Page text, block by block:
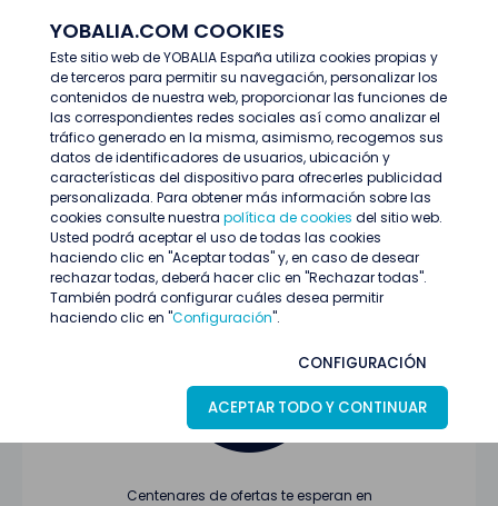
YOBALIA.COM COOKIES
Este sitio web de YOBALIA España utiliza cookies propias y
de terceros para permitir su navegación, personalizar los
contenidos de nuestra web, proporcionar las funciones de
las correspondientes redes sociales así como analizar el
tráfico generado en la misma, asimismo, recogemos sus
datos de identificadores de usuarios, ubicación y
características del dispositivo para ofrecerles publicidad
personalizada. Para obtener más información sobre las
cookies consulte nuestra política de cookies del sitio web.
Usted podrá aceptar el uso de todas las cookies
haciendo clic en "Aceptar todas" y, en caso de desear
rechazar todas, deberá hacer clic en "Rechazar todas".
También podrá configurar cuáles desea permitir
haciendo clic en "Configuración".
CONFIGURACIÓN
ACEPTAR TODO Y CONTINUAR
Últimas ofertas
Oferta no encontrada o ha finalizado su
proceso de selección
Centenares de ofertas te esperan en